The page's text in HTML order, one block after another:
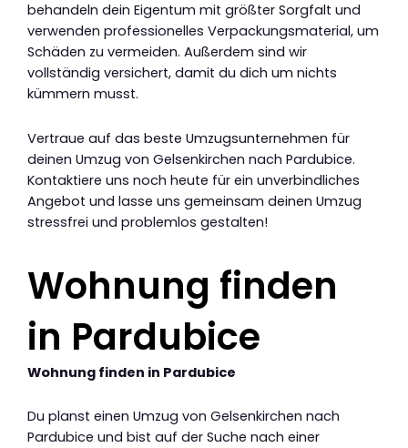
behandeln dein Eigentum mit größter Sorgfalt und
verwenden professionelles Verpackungsmaterial, um
Schäden zu vermeiden. Außerdem sind wir
vollständig versichert, damit du dich um nichts
kümmern musst.
Vertraue auf das beste Umzugsunternehmen für
deinen Umzug von Gelsenkirchen nach Pardubice.
Kontaktiere uns noch heute für ein unverbindliches
Angebot und lasse uns gemeinsam deinen Umzug
stressfrei und problemlos gestalten!
Wohnung finden
in Pardubice
Wohnung finden in Pardubice
Du planst einen Umzug von Gelsenkirchen nach
Pardubice und bist auf der Suche nach einer